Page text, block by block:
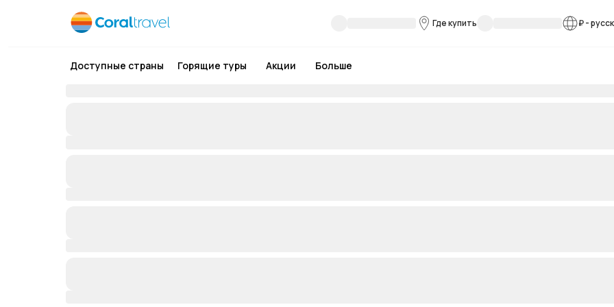
Где купить ₽-
Доступные страны Горящие туры Акции Больше